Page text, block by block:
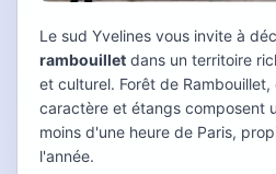
Le sud Yvelines vous invite à
rambouillet dans un territoire
et culturel. Forêt de
caractère et étangs composent
moins d'une heure de Paris,
l'année.